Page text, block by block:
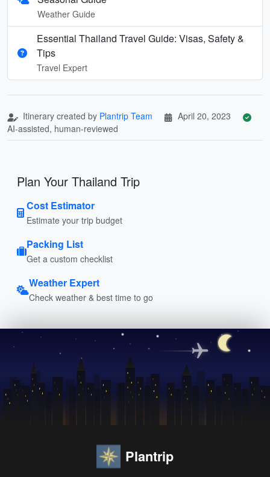
Weather Guide
Essential Thailand Travel Guide: Visas, Safety &
Tips
Travel Expert
Itinerary created by Plantrip Team
April 20, 2023
AI-assisted, human-reviewed
Plan Your Thailand Trip
Cost Estimator
Estimate your trip budget
Packing List
Get a custom checklist
Weather Expert
Check weather & best time to go
Plantrip